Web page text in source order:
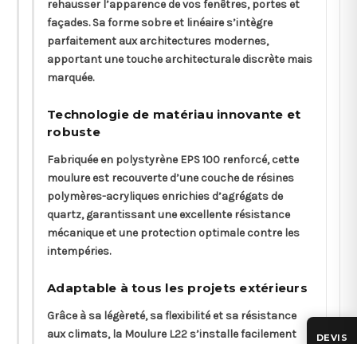
rehausser l’apparence de vos fenêtres, portes et
façades. Sa forme sobre et linéaire s’intègre
parfaitement aux architectures modernes,
apportant une touche architecturale discrète mais
marquée.
Technologie de matériau innovante et
robuste
Fabriquée en polystyrène EPS 100 renforcé, cette
moulure est recouverte d’une couche de résines
polymères-acryliques enrichies d’agrégats de
quartz, garantissant une excellente résistance
mécanique et une protection optimale contre les
intempéries.
Adaptable à tous les projets extérieurs
Grâce à sa légèreté, sa flexibilité et sa résistance
aux climats, la Moulure L22 s’installe facilement
DEVIS